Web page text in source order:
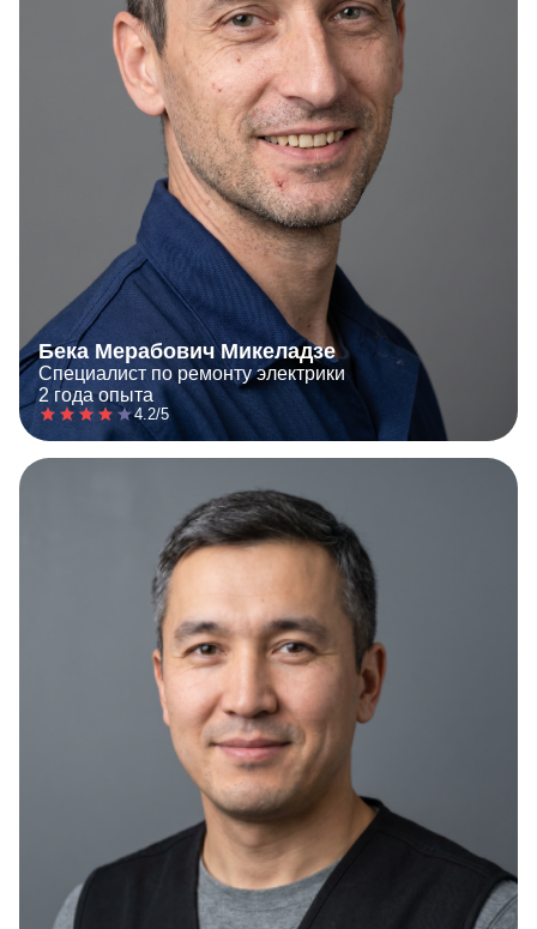
Бека Мерабович Микеладзе
Специалист по ремонту электрики
2 года опыта
4.2/5